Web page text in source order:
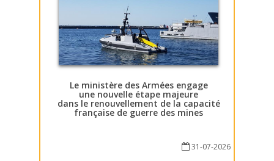
Le ministère des Armées engage
une nouvelle étape majeure
dans le renouvellement de la capacité
française de guerre des mines
31-07-2026